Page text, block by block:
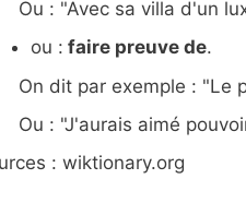
Ou : "Avec sa villa d'un
ou : faire preuve de.
On dit par exemple : "Le
Ou : "J'aurais aimé
: wiktionary.org